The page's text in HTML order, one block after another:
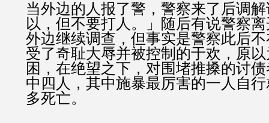
当外边的人报了警，警察来了后调
以，但不要打人。」随后有说警察
外边继续调查，但事实是警察此后
受了奇耻大辱并被控制的于欢，原
困，在绝望之下，对围堵推搡的讨
中四人，其中施暴最厉害的一人自
多死亡。